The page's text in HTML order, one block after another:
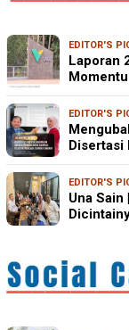
EDITOR'S
Laporan
EDITOR'S
Disertasi
EDITOR'S
Una